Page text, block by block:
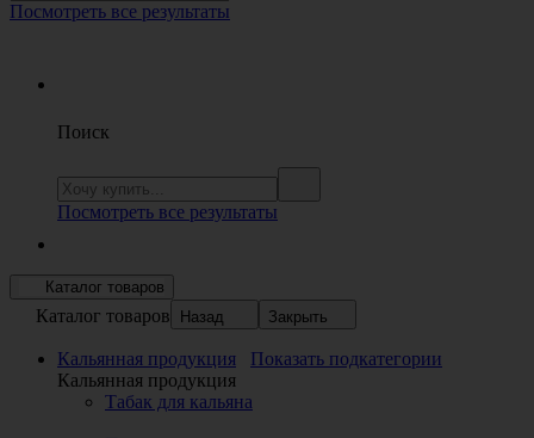
Посмотреть все результаты
Поиск
Посмотреть все результаты
Каталог товаров
Каталог товаров Назад Закрыть
Кальянная продукция
Показать подкатегории
Кальянная продукция
Табак для кальяна